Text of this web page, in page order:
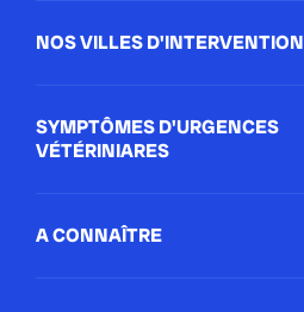
NOS VILLES D'INTERVENTION
SYMPTÔMES D'URGENCES
VÉTÉRINIARES
A CONNAÎTRE